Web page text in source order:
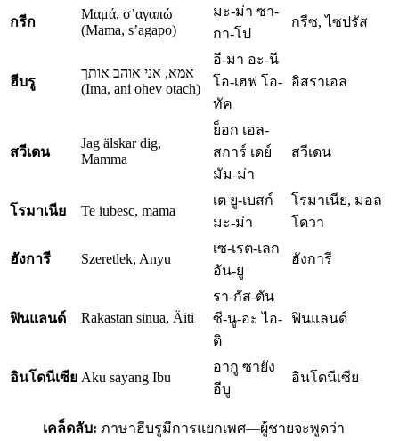
กรีก
Μαμά, σ’αγαπώ
(Mama, s’agapo)
มะ-ม่า ซา-
กา-โป
กรีซ, ไซปรัส
ฮีบรู
אמא, אני אוהב אותך
(Ima, ani ohev otach)
อี-มา อะ-นี
โอ-เฮฟ โอ-
ทัค
อิสราเอล
สวีเดน
Jag älskar dig,
Mamma
ย็อก เอล-
สการ์ เดย์
มัม-ม่า
สวีเดน
โรมาเนีย Te iubesc, mama
เต ยู-เบสก์
มะ-ม่า
โรมาเนีย, มอล
โดวา
ฮังการี Szeretlek, Anyu
เซ-เรต-เลก
อัน-ยู
ฮังการี
ฟินแลนด์ Rakastan sinua, Äiti
รา-กัส-ตัน
ซี-นู-อะ ไอ-
ติ
ฟินแลนด์
อินโดนีเซีย Aku sayang Ibu
อากู ซายัง
อีบู
อินโดนีเซีย
เคล็ดลับ: ภาษาฮีบรูมีการแยกเพศ—ผู้ชายจะพูดว่า